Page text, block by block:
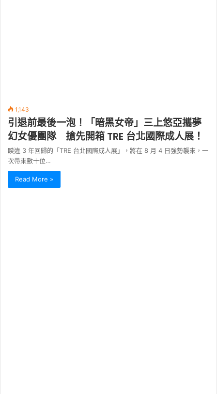
1,143
引退前最後一泡！「暗黑女帝」三上悠亞攜夢
幻女優團隊 搶先開箱 TRE 台北國際成人展！
睽違 3 年回歸的「TRE 台北國際成人展」，將在 8 月 4 日強勢襲來，一
次帶來數十位…
Read More »